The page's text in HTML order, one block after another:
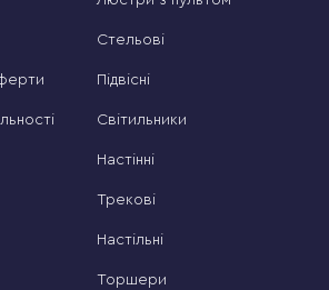
Стельові
Підвісні
Світильники
Настінні
Трекові
Настільні
Торшери